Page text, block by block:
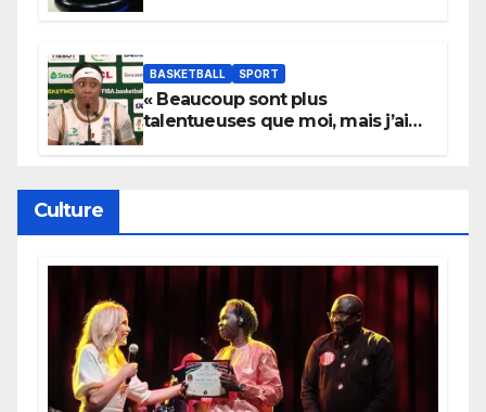
BASKETBALL SPORT
« Beaucoup sont plus
talentueuses que moi, mais j’ai
Culture